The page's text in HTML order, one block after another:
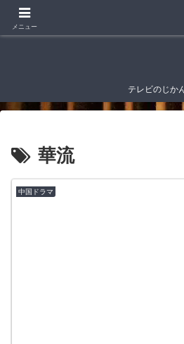
テレビのじか
華流
中国ドラマ
メニュー